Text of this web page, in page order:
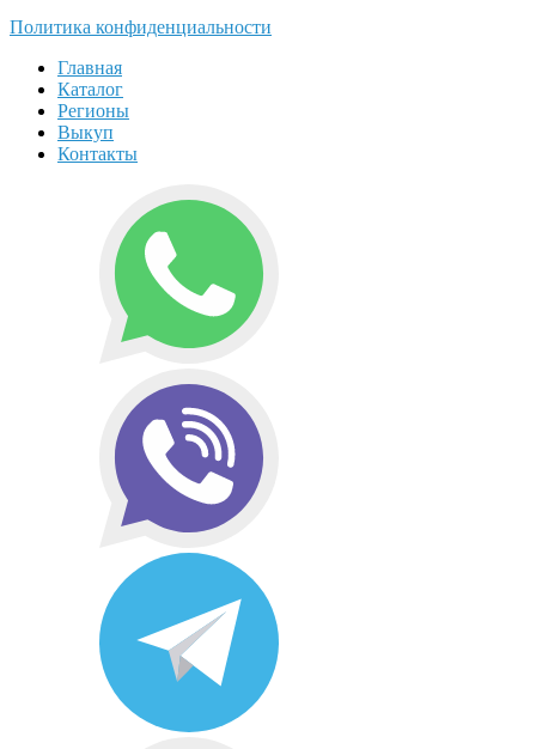
Политика конфиденциальности
Главная
Каталог
Регионы
Выкуп
Контакты